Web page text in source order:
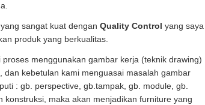
sangat kuat dengan Quality Control yang saya
produk yang berkualitas.
menggunakan gambar kerja (teknik drawing)
dan kebetulan kami menguasai masalah gambar
: gb. perspective, gb.tampak, gb. module, gb.
konstruksi, maka akan menjadikan furniture yang